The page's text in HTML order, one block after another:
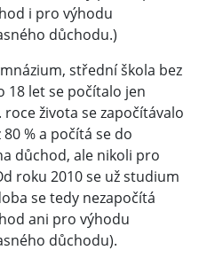
i pro výhodu
důchodu.)
střední škola bez
18 let se počítalo jen
života se započítávalo
% a počítá se do
důchod, ale nikoli pro
roku 2010 se už studium
se tedy nezapočítá
ani pro výhodu
důchodu).